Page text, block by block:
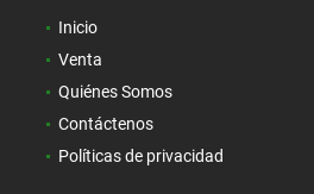
Inicio
Venta
Quiénes Somos
Contáctenos
Políticas de privacidad